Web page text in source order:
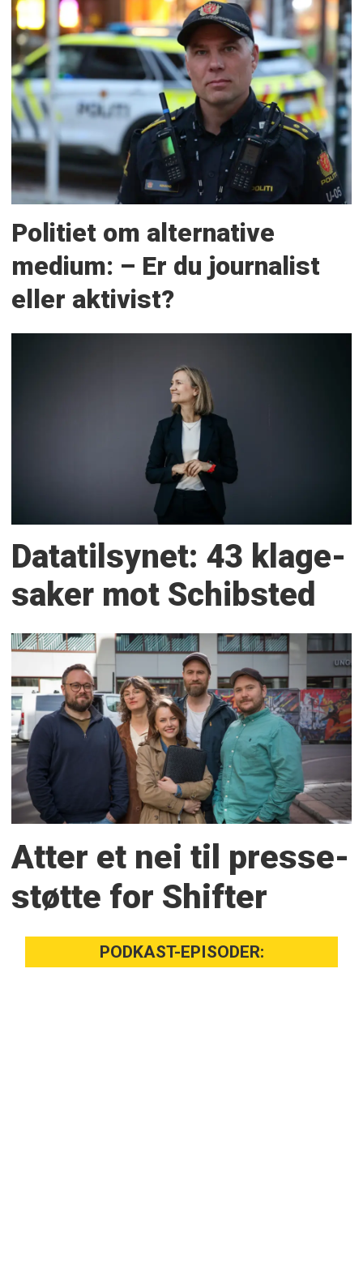
Politiet om alternative
medium: – Er du journalist
eller aktivist?
Datatilsynet: 43 klage­
saker mot Schibsted
Atter et nei til presse­
støtte for Shifter
PODKAST-EPISODER: